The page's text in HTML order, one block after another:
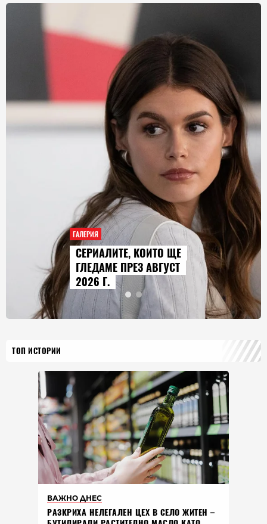
ГАЛЕРИЯ
AUDI Q9 СТАВА НАЙ-
ГОЛЕМИЯТ МОДЕЛ В
ИСТОРИЯТА НА МАРКАТА
ТОП ИСТОРИИ
ВАЖНО ДНЕС
РАЗКРИХА НЕЛЕГАЛЕН ЦЕХ В СЕЛО ЖИТЕН –